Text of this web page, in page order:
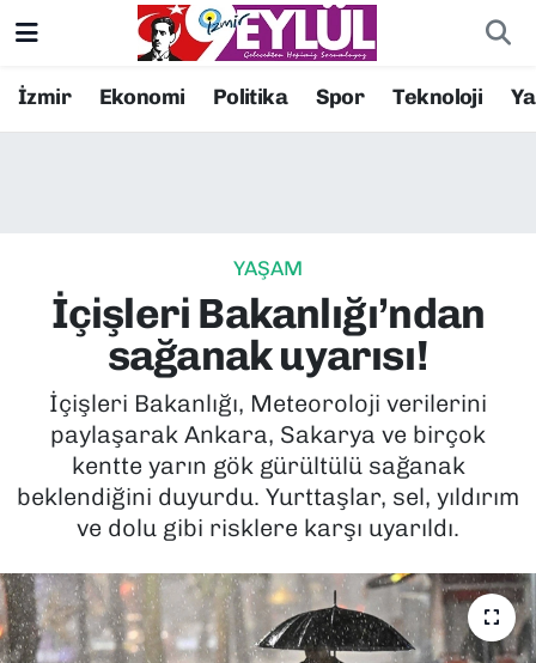
İzmir Ekonomi Politika Spor Teknoloji
YAŞAM
İçişleri Bakanlığı’ndan
sağanak uyarısı!
İçişleri Bakanlığı, Meteoroloji verilerini
paylaşarak Ankara, Sakarya ve birçok
kentte yarın gök gürültülü sağanak
beklendiğini duyurdu. Yurttaşlar, sel, yıldırım
ve dolu gibi risklere karşı uyarıldı.
Resmi İlanlar
EKONOMİ
KÜLTÜR SANAT
MAGAZİN
POLİTİKA
SAĞLIK
SPOR
Konak Nöbetçi Eczaneler
Süper Lig Puan Durumu ve Fikstür
Tüm Manşetler
Son Dakika Haberleri
Haber Arşivi